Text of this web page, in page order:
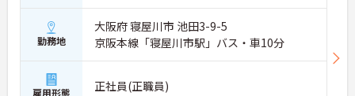
勤務地
大阪府 寝屋川市 池田3-9-5
京阪本線「寝屋川市駅」バス・車10分
雇用形態 正社員(正職員)